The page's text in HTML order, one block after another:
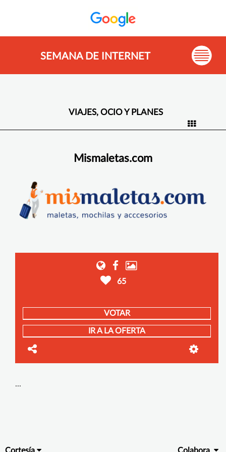
SEMANA DE INTERNET
VIAJES, OCIO Y PLANES
Mismaletas.com
65
VOTAR
IR A LA OFERTA
...
Cortesía Colabora